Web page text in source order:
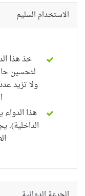
الاستخدام السليم
خذ هذا
لتحسين
ولا تزيد
هذا الدواء
الداخلية).